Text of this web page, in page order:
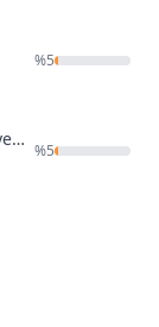
%5
Minimizer Desteksiz Toparlayıcı Sütyen Yeni İnci 1950
%5